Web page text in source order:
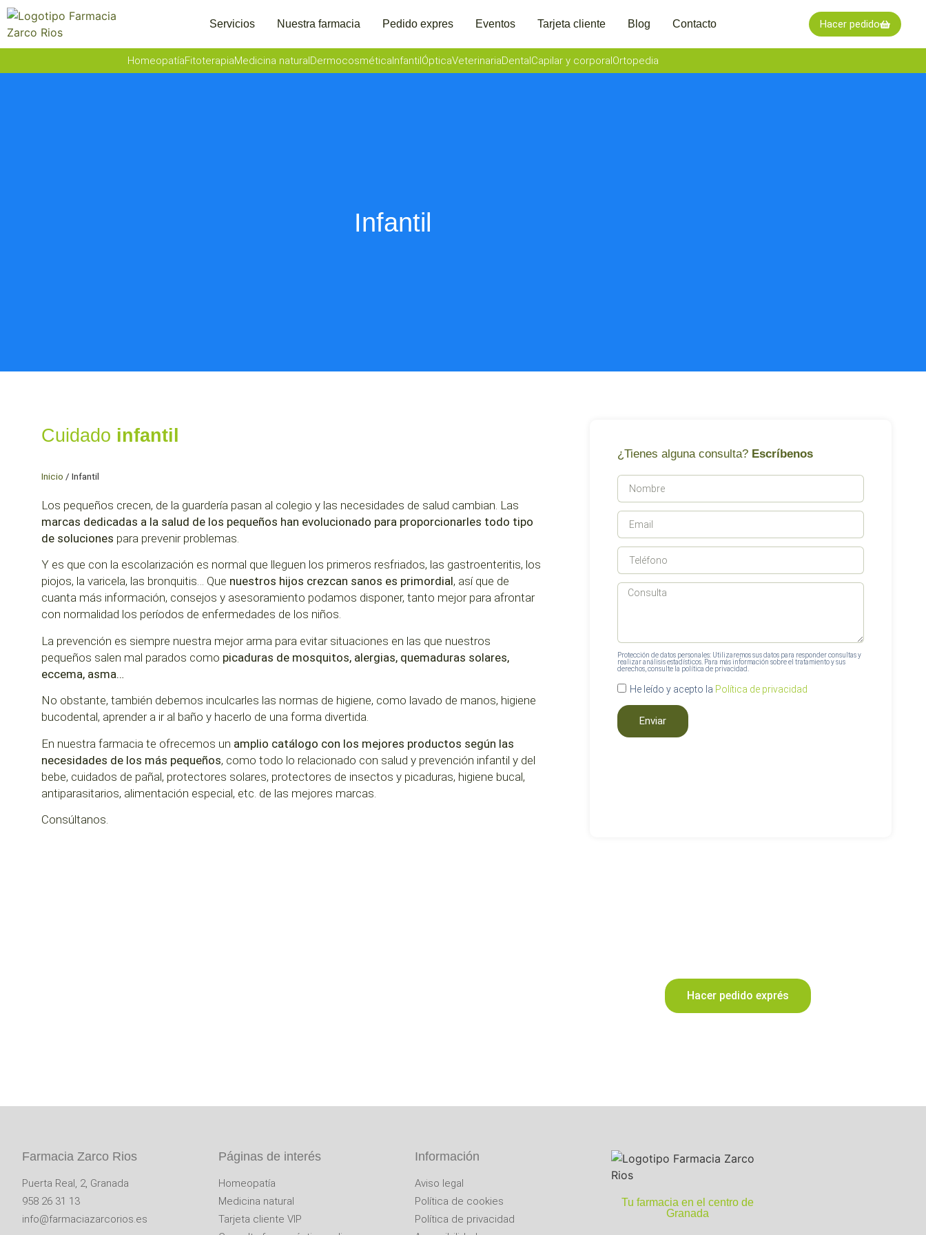
Servicios Nuestra farmacia Pedido expres Eventos Tarjeta cliente Blog Contacto Hacer pedido
HomeopatíaFitoterapiaMedicina naturalDermocosméticaInfantilÓpticaVeterinariaDentalCapilar y corporalOrtopedia
Infantil
Cuidado infantil
Inicio / Infantil
Los pequeños crecen, de la guardería pasan al colegio y las necesidades de salud cambian. Las
marcas dedicadas a la salud de los pequeños han evolucionado para proporcionarles todo tipo
de soluciones para prevenir problemas.
Y es que con la escolarización es normal que lleguen los primeros resfriados, las gastroenteritis, los
piojos, la varicela, las bronquitis… Que nuestros hijos crezcan sanos es primordial, así que de
cuanta más información, consejos y asesoramiento podamos disponer, tanto mejor para afrontar
con normalidad los períodos de enfermedades de los niños.
La prevención es siempre nuestra mejor arma para evitar situaciones en las que nuestros
pequeños salen mal parados como picaduras de mosquitos, alergias, quemaduras solares,
eccema, asma…
No obstante, también debemos inculcarles las normas de higiene, como lavado de manos, higiene
bucodental, aprender a ir al baño y hacerlo de una forma divertida.
En nuestra farmacia te ofrecemos un amplio catálogo con los mejores productos según las
necesidades de los más pequeños, como todo lo relacionado con salud y prevención infantil y del
bebe, cuidados de pañal, protectores solares, protectores de insectos y picaduras, higiene bucal,
antiparasitarios, alimentación especial, etc. de las mejores marcas.
Consúltanos.
¿Tienes alguna consulta? Escríbenos
Protección de datos personales:
Utilizaremos sus datos para responder consultas y
realizar análisis estadísticos. Para más información sobre el tratamiento y sus
derechos, consulte la política de privacidad.
He leído y acepto la Política de privacidad
Enviar
Hacer pedido exprés
Farmacia Zarco Rios
Puerta Real, 2, Granada
958 26 31 13
info@farmaciazarcorios.es
Páginas de interés
Homeopatía
Medicina natural
Tarjeta cliente VIP
Información
Aviso legal
Política de cookies
Política de privacidad
Tu farmacia en el centro de
Granada